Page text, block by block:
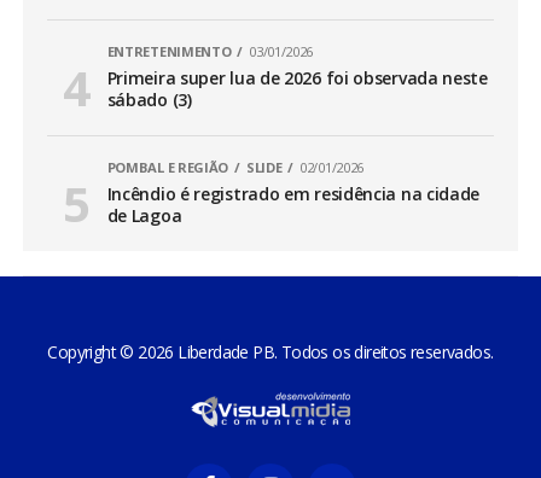
ENTRETENIMENTO 03/01/2026
Primeira super lua de 2026 foi observada neste
sábado (3)
POMBAL E REGIÃO SLIDE 02/01/2026
Incêndio é registrado em residência na cidade
de Lagoa
Copyright © 2026 Liberdade PB. Todos os direitos reservados.